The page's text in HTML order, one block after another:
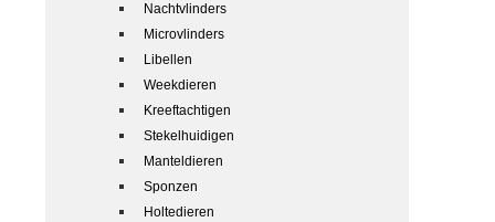
Nachtvlinders
Microvlinders
Libellen
Weekdieren
Kreeftachtigen
Stekelhuidigen
Manteldieren
Sponzen
Holtedieren